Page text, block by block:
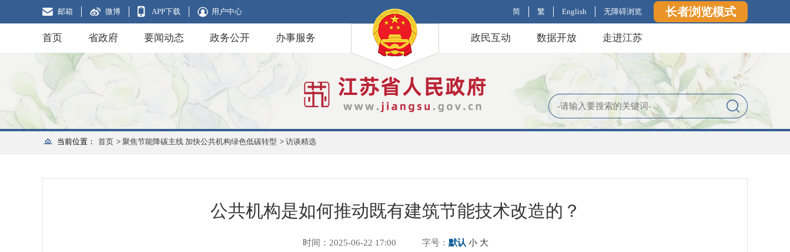
邮箱 微博 APP下载 用户中心 简 繁 English 无障碍浏览 长者浏览模式
首页 省政府 要闻动态 政务公开 办事服务 政民互动 数据开放 走进江苏
当前位置： 首页 > 聚焦节能降碳主线 加快公共机构绿色低碳转型 > 访谈精选
公共机构是如何推动既有建筑节能技术改造的？
时间：2025-06-22 17:00 字号： 默认 小 大